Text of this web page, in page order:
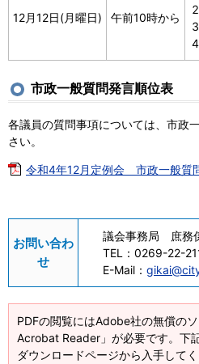
12月12日(月曜日) 午前10時から
市政一般質問発言順位表
各議員の質問事項については、市政
さい。
令和4年12月定例会 市政一般質
お問い合わ
せ
議会事務局 庶務
TEL： 0269-22-
E-Mail：
PDFの閲覧にはAdobe社の無償の
Acrobat Reader」が必要です。下
ダウンロードページから入手してく